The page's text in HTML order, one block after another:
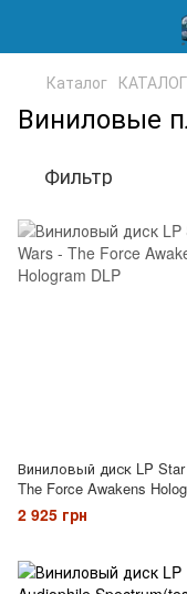
Каталог
Виниловые
Фильтр
Виниловый диск LP Star
The Force Awakens
DLP
2 925 грн